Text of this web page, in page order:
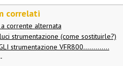
correlati
corrente alternata
strumentazione (come sostituirle?)
strumentazione VFR800.............
-